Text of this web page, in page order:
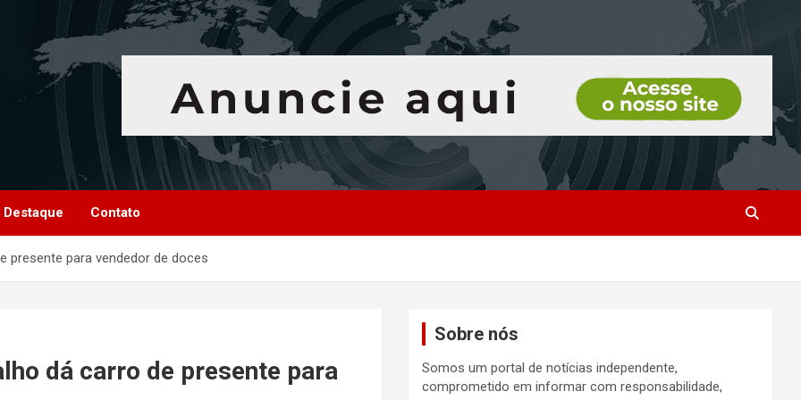
Destaque Contato
presente para vendedor de doces
dá carro de presente para
Sobre nós
Somos um portal de notícias independente,
comprometido em informar com responsabilidade,